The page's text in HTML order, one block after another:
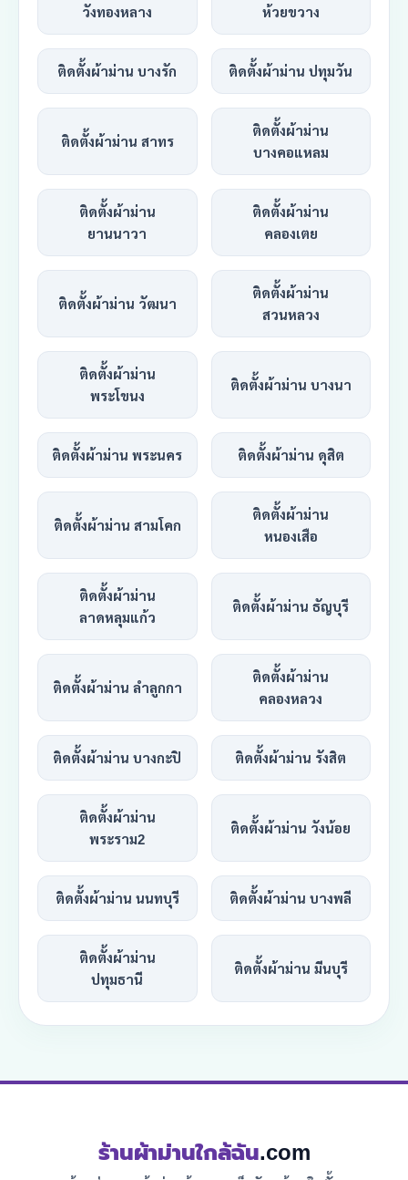
วังทองหลาง
ห้วยขวาง
ติดตั้งผ้าม่าน บางรัก ติดตั้งผ้าม่าน ปทุมวัน
ติดตั้งผ้าม่าน สาทร
ติดตั้งผ้าม่าน
บางคอแหลม
ติดตั้งผ้าม่าน
ยานนาวา
ติดตั้งผ้าม่าน
คลองเตย
ติดตั้งผ้าม่าน วัฒนา
ติดตั้งผ้าม่าน
สวนหลวง
ติดตั้งผ้าม่าน
พระโขนง
ติดตั้งผ้าม่าน บางนา
ติดตั้งผ้าม่าน พระนคร ติดตั้งผ้าม่าน ดุสิต
ติดตั้งผ้าม่าน สามโคก
ติดตั้งผ้าม่าน
หนองเสือ
ติดตั้งผ้าม่าน
ลาดหลุมแก้ว
ติดตั้งผ้าม่าน ธัญบุรี
ติดตั้งผ้าม่าน ลำลูกกา
ติดตั้งผ้าม่าน
คลองหลวง
ติดตั้งผ้าม่าน บางกะปิ ติดตั้งผ้าม่าน รังสิต
ติดตั้งผ้าม่าน
พระราม2
ติดตั้งผ้าม่าน วังน้อย
ติดตั้งผ้าม่าน นนทบุรี ติดตั้งผ้าม่าน บางพลี
ติดตั้งผ้าม่าน
ปทุมธานี
ติดตั้งผ้าม่าน มีนบุรี
ร้านผ้าม่านใกล้ฉัน.com